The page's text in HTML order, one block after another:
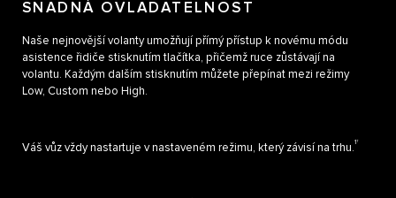
SNADNÁ OVLADATELNOST
Naše nejnovější volanty umožňují přímý přístup k novému módu
asistence řidiče stisknutím tlačítka, přičemž ruce zůstávají na
volantu. Každým dalším stisknutím můžete přepínat mezi režimy
Low, Custom nebo High.
Váš vůz vždy nastartuje v nastaveném režimu, který závisí na trhu.1†